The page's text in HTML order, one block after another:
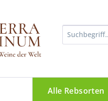
Alle Rebsorten